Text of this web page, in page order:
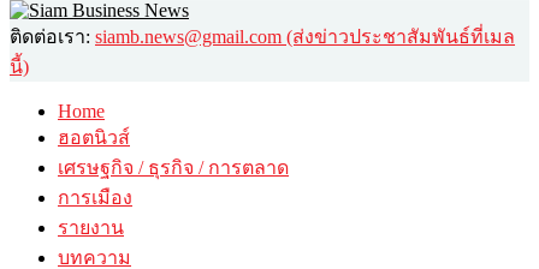
ติดต่อเรา: siamb.news@gmail.com (ส่งข่าวประชาสัมพันธ์ที่เมล
นี้)
Home
ฮอตนิวส์
เศรษฐกิจ / ธุรกิจ / การตลาด
การเมือง
รายงาน
บทความ